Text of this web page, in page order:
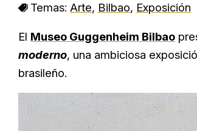
Temas: Arte, Bilbao, Exposición
El Museo Guggenheim Bilbao
moderno, una ambiciosa
brasileño.